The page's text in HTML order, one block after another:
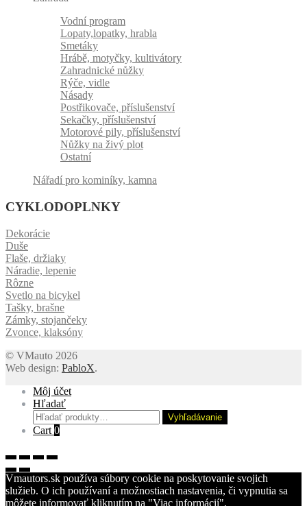
Vodní program
Lopaty,lopatky, hrabla
Smetáky
Hrábě, motyčky, kultivátory
Zahradnické nůžky
Rýče, vidle
Násady
Postřikovače, příslušenství
Sekačky, příslušenství
Motorové pily, příslušenství
Nůžky na živý plot
Ostatní
Nářadí pro kominíky, kamna
CYKLODOPLNKY
Dekorácie
Duše
Flaše, držiaky
Náradie, lepenie
Rôzne
Svetlo na bicykel
Tašky, brašne
Zámky, stojančeky
Zvonce, klaksóny
© VMauto 2026
Web design: PabloX.
Môj účet
Hľadať
Hľadať:
Vyhľadávanie
Cart 0
Vmautors.sk používa súbory cookie na poskytovanie svojich
služieb. O ich používaní a možnostiach nastavenia, či vypnutia sa
môžete informovať kliknutím na "Viac informácií",